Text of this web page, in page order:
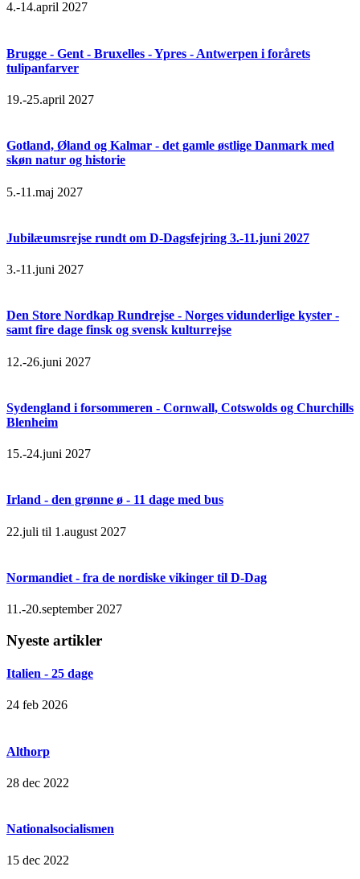
4.-14.april 2027
Brugge - Gent - Bruxelles - Ypres - Antwerpen i forårets
tulipanfarver
19.-25.april 2027
Gotland, Øland og Kalmar - det gamle østlige Danmark med
skøn natur og historie
5.-11.maj 2027
Jubilæumsrejse rundt om D-Dagsfejring 3.-11.juni 2027
3.-11.juni 2027
Den Store Nordkap Rundrejse - Norges vidunderlige kyster -
samt fire dage finsk og svensk kulturrejse
12.-26.juni 2027
Sydengland i forsommeren - Cornwall, Cotswolds og Churchills
Blenheim
15.-24.juni 2027
Irland - den grønne ø - 11 dage med bus
22.juli til 1.august 2027
Normandiet - fra de nordiske vikinger til D-Dag
11.-20.september 2027
Nyeste artikler
Italien - 25 dage
24 feb 2026
Althorp
28 dec 2022
Nationalsocialismen
15 dec 2022